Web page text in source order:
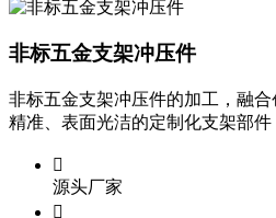
非标五金支架冲压件
非标五金支架冲压件的加工，融
精准、表面光洁的定制化支架部
源头厂家